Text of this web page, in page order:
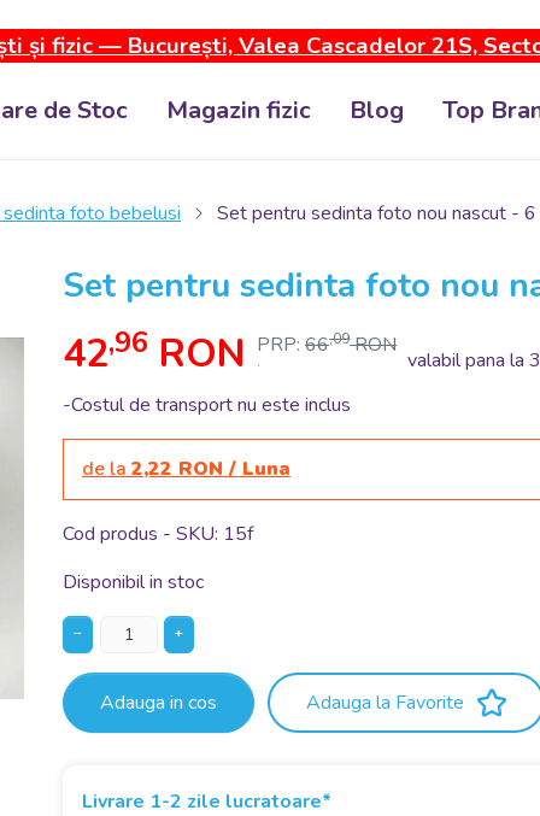
și fizic — București, Valea Cascadelor 21S,
de Stoc Magazin fizic Blog Top
foto bebelusi Set pentru sedinta foto nou nascut -
Set pentru sedinta foto nou
42,96 RON PRP: 66,09 RON
.
valabil pana la
-Costul de transport nu este inclus
de la 2,22 RON / Luna
Cod produs - SKU 15f
Disponibil in stoc
− +
Adauga in cos Adauga la Favorite
Livrare 1-2 zile lucratoare*